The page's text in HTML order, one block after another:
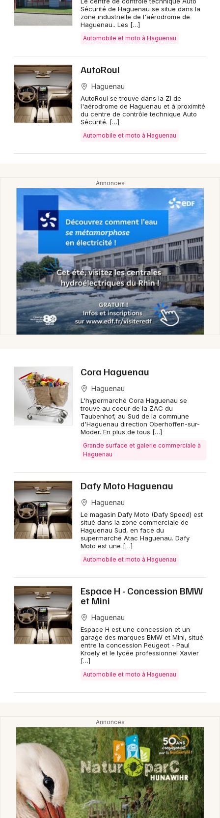
Jeux concours
Artistes en tournée
Actus à Haguenau
Magazine à Haguenau
Actus tourisme & loisirs
Restaurants
67 - Bas-Rhin
Choisir mes départements
Mon email
Je m'abonne
Sécurité de Haguenau se situe dans la
zone industrielle de l'aérodrome de
Haguenau.. Les […]
Automobile et moto à Haguenau
AutoRoul
Haguenau
AutoRoul se trouve dans la ZI de
l'aérodrome de Haguenau et à proximité
du centre de contrôle technique Auto
Sécurité. […]
Automobile et moto à Haguenau
Cora Haguenau
Haguenau
L'hypermarché Cora Haguenau se
trouve au coeur de la ZAC du
Taubenhof, au Sud de la commune
d'Haguenau direction Oberhoffen-sur-
Moder. En plus de tous […]
Grande surface et galerie commerciale à
Haguenau
Dafy Moto Haguenau
Haguenau
Le magasin Dafy Moto (Dafy Speed) est
situé dans la zone commerciale de
Haguenau Sud, en face du
supermarché Atac Haguenau. Dafy
Moto est une […]
Automobile et moto à Haguenau
Espace H - Concession BMW
et Mini
Haguenau
Espace H est une concession et un
garage des marques BMW et Mini, situé
entre la concession Peugeot - Paul
Kroely et le lycée professionnel Xavier
[…]
Automobile et moto à Haguenau